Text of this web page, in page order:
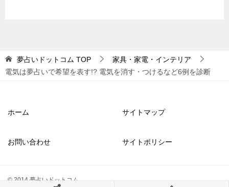
夢占いドットコム TOP
家具・家電・インテリア
電気は夢占いで希望を表す!? 電気を消す・つけるなど6例を診断
ホーム サイトマップ
お問い合わせ サイトポリシー
© 2014 夢占いドットコム